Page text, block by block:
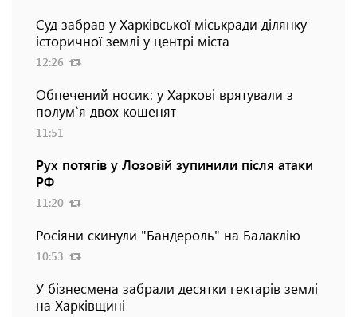
Суд забрав у Харківської міськради ділянку
історичної землі у центрі міста
12:26
Обпечений носик: у Харкові врятували з
полум`я двох кошенят
11:51
Рух потягів у Лозовій зупинили після атаки
РФ
11:20
Росіяни скинули "Бандероль" на Балаклію
10:53
У бізнесмена забрали десятки гектарів землі
на Харківщині